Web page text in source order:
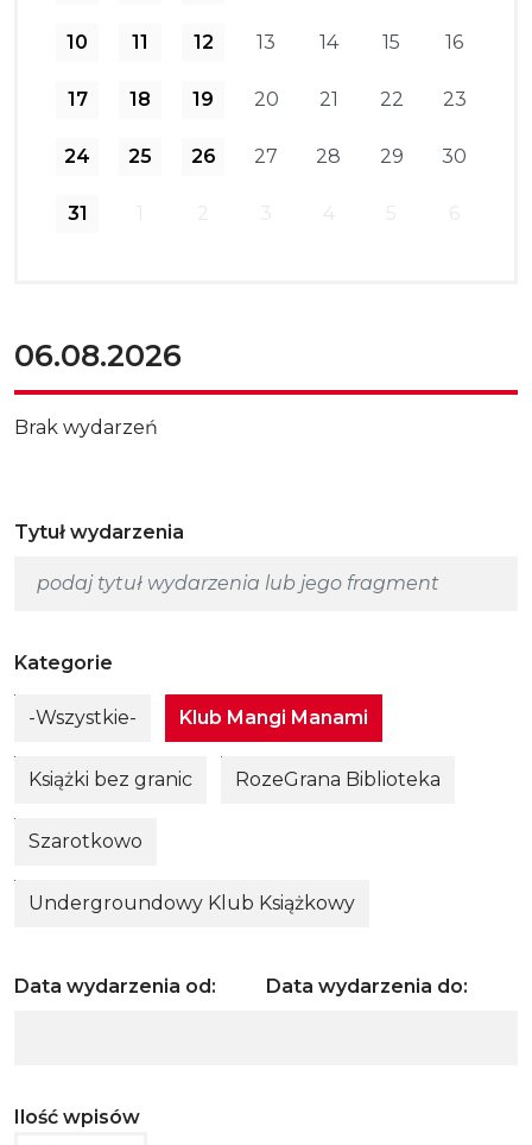
10 11 12 13 14 15 16
17 18 19 20 21 22 23
24 25 26 27 28 29 30
31
06.08.2026
Brak wydarzeń
Tytuł wydarzenia
Kategorie
-Wszystkie- Klub Mangi Manami
Książki bez granic RozeGrana Biblioteka
Szarotkowo
Undergroundowy Klub Książkowy
Data wydarzenia od: Data wydarzenia do:
Ilość wpisów